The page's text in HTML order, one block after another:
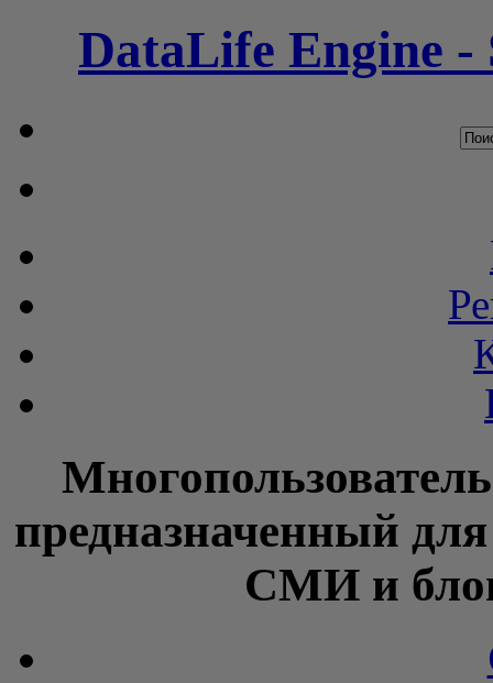
DataLife Engine -
предназначенный
СМИ и